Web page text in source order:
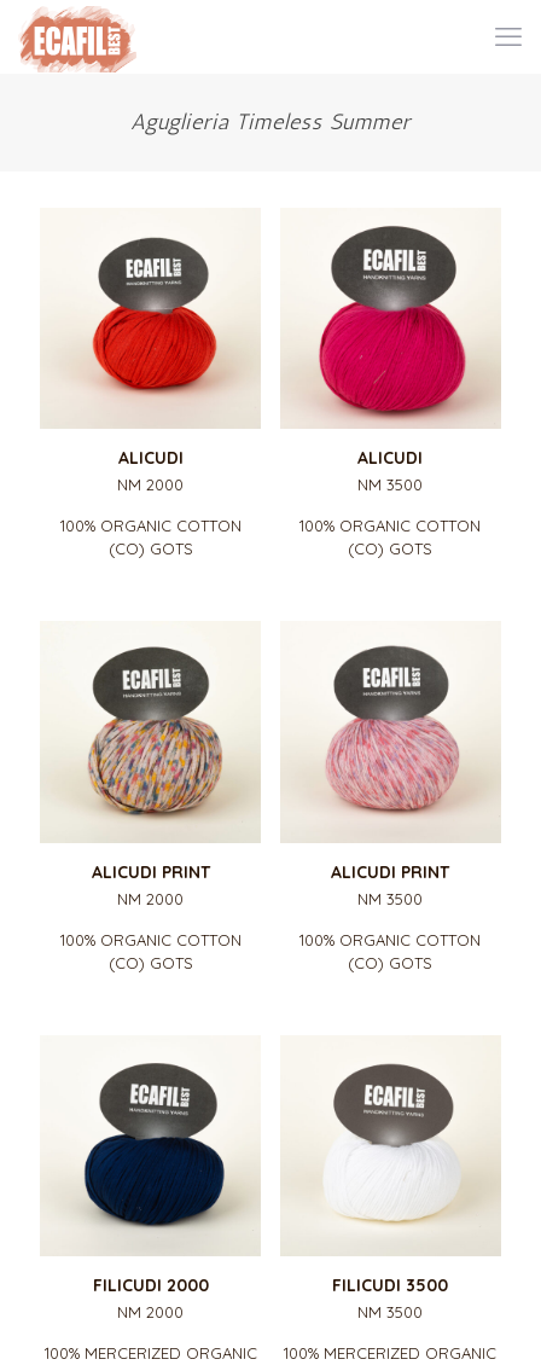
Aguglieria Timeless Summer
ALICUDI
NM 2000
100% ORGANIC COTTON
(CO) GOTS
ALICUDI
NM 3500
100% ORGANIC COTTON
(CO) GOTS
ALICUDI PRINT
NM 2000
100% ORGANIC COTTON
(CO) GOTS
ALICUDI PRINT
NM 3500
100% ORGANIC COTTON
(CO) GOTS
FILICUDI 2000
NM 2000
100% MERCERIZED ORGANIC
FILICUDI 3500
NM 3500
100% MERCERIZED ORGANIC